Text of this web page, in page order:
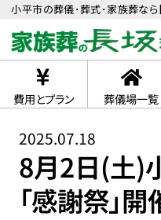
小平市の葬儀･葬式･家族葬なら
費用とプラン 葬儀場一覧
2025.07.18
8月2日(土)
「感謝祭」開